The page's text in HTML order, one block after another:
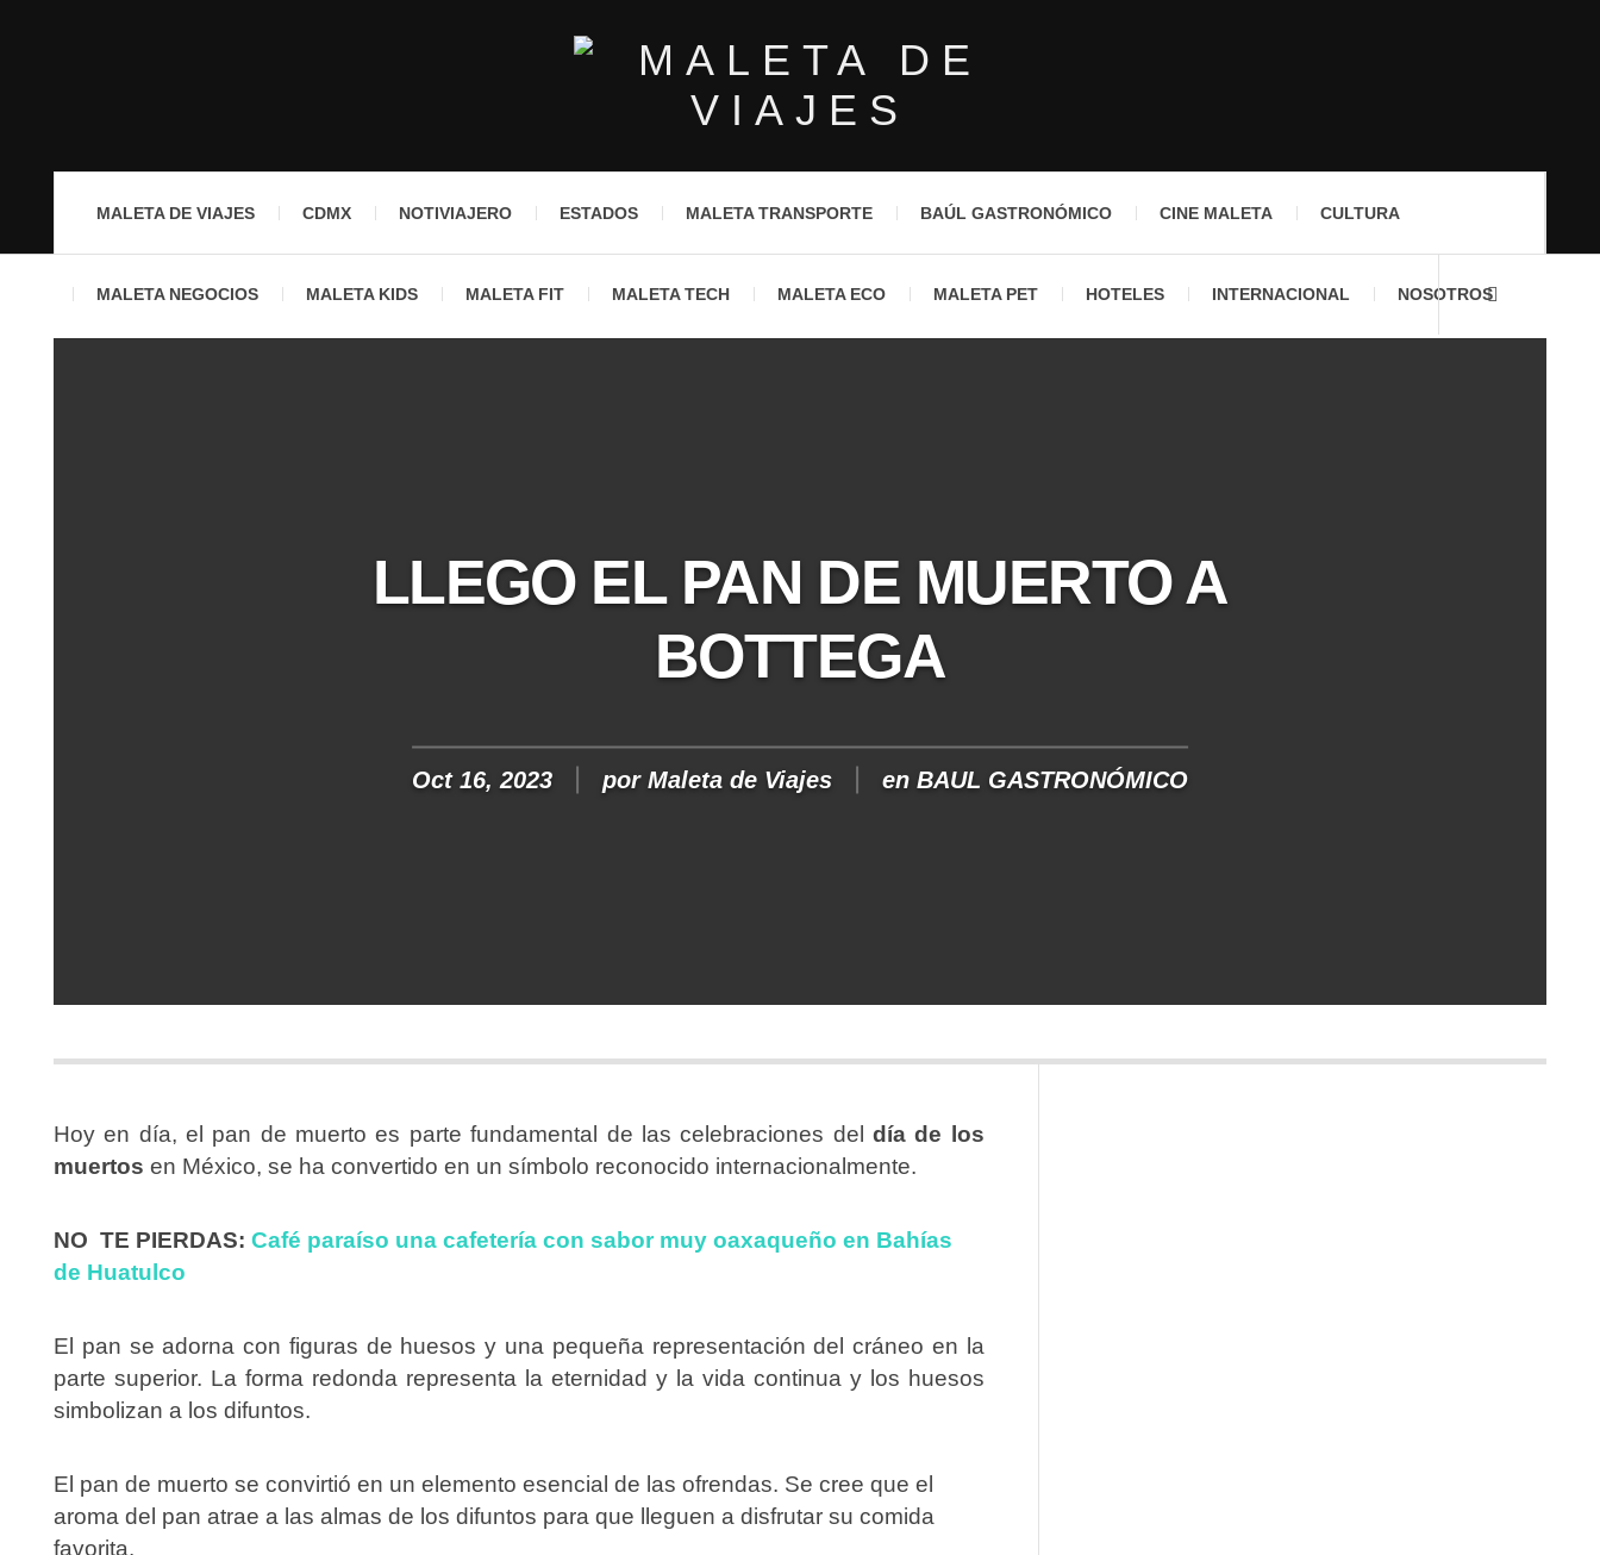
MALETA DE VIAJES CDMX NOTIVIAJERO ESTADOS MALETA TRANSPORTE BAÚL GASTRONÓMICO CINE MALETA CULTURA
MALETA NEGOCIOS MALETA KIDS MALETA FIT MALETA TECH MALETA ECO MALETA PET HOTELES INTERNACIONAL NOSOTROS
LLEGO EL PAN DE MUERTO A
BOTTEGA
Oct 16, 2023 por Maleta de Viajes en BAUL GASTRONÓMICO
Hoy en día, el pan de muerto es parte fundamental de las celebraciones del día de los
muertos en México, se ha convertido en un símbolo reconocido internacionalmente.
NO TE PIERDAS: Café paraíso una cafetería con sabor muy oaxaqueño en Bahías
de Huatulco
El pan se adorna con figuras de huesos y una pequeña representación del cráneo en la
parte superior. La forma redonda representa la eternidad y la vida continua y los huesos
simbolizan a los difuntos.
El pan de muerto se convirtió en un elemento esencial de las ofrendas. Se cree que el
aroma del pan atrae a las almas de los difuntos para que lleguen a disfrutar su comida
favorita.